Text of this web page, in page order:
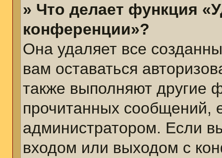
» Что делает функция
конференции»?
Она удаляет все
вам оставаться
также выполняют другие
прочитанных сообщений,
администратором. Если
входом или выходом с